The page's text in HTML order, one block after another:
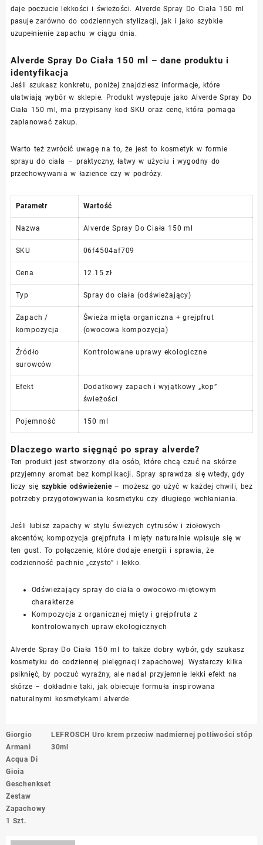
daje poczucie lekkości i świeżości. Alverde Spray Do Ciała 150 ml
pasuje zarówno do codziennych stylizacji, jak i jako szybkie
uzupełnienie zapachu w ciągu dnia.
Alverde Spray Do Ciała 150 ml – dane produktu i
identyfikacja
Jeśli szukasz konkretu, poniżej znajdziesz informacje, które
ułatwiają wybór w sklepie. Produkt występuje jako Alverde Spray Do
Ciała 150 ml, ma przypisany kod SKU oraz cenę, która pomaga
zaplanować zakup.
Warto też zwrócić uwagę na to, że jest to kosmetyk w formie
sprayu do ciała – praktyczny, łatwy w użyciu i wygodny do
przechowywania w łazience czy w podróży.
Parametr Wartość
Nazwa Alverde Spray Do Ciała 150 ml
SKU 06f4504af709
Cena 12.15 zł
Typ Spray do ciała (odświeżający)
Zapach /
kompozycja
Świeża mięta organiczna + grejpfrut
(owocowa kompozycja)
Źródło
surowców
Kontrolowane uprawy ekologiczne
Efekt
Dodatkowy zapach i wyjątkowy „kop”
świeżości
Pojemność 150 ml
Dlaczego warto sięgnąć po spray alverde?
Ten produkt jest stworzony dla osób, które chcą czuć na skórze
przyjemny aromat bez komplikacji. Spray sprawdza się wtedy, gdy
liczy się szybkie odświeżenie– możesz go użyć w każdej chwili, bez
potrzeby przygotowywania kosmetyku czy długiego wchłaniania.
Jeśli lubisz zapachy w stylu świeżych cytrusów i ziołowych
akcentów, kompozycja grejpfruta i mięty naturalnie wpisuje się w
ten gust. To połączenie, które dodaje energii i sprawia, że
codzienność pachnie „czysto” i lekko.
Odświeżający spray do ciała o owocowo-miętowym
charakterze
Kompozycja z organicznej mięty i grejpfruta z
kontrolowanych upraw ekologicznych
Alverde Spray Do Ciała 150 ml to także dobry wybór, gdy szukasz
kosmetyku do codziennej pielęgnacji zapachowej. Wystarczy kilka
psiknięć, by poczuć wyraźny, ale nadal przyjemnie lekki efekt na
skórze – dokładnie taki, jak obiecuje formuła inspirowana
naturalnymi kosmetykami alverde.
Nawigacja
wpisu
Giorgio
Armani
Acqua Di
Gioia
Geschenkset
Zestaw
Zapachowy
1 Szt.
LEFROSCH Uro krem przeciw nadmiernej potliwości stóp
30ml